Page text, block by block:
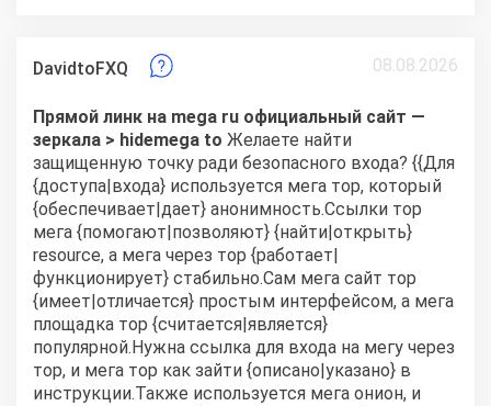
DavidtoFXQ 08.08.2026
Прямой линк на mega ru официальный сайт —
зеркала > hidemega to Желаете найти
защищенную точку ради безопасного входа? {{Для
{доступа|входа} используется мега тор, который
{обеспечивает|дает} анонимность.Ссылки тор
мега {помогают|позволяют} {найти|открыть}
resource, а мега через тор {работает|
функционирует} стабильно.Сам мега сайт тор
{имеет|отличается} простым интерфейсом, а мега
площадка тор {считается|является}
популярной.Нужна ссылка для входа на мегу через
тор, и мега тор как зайти {описано|указано} в
инструкции.Также используется мега онион, и